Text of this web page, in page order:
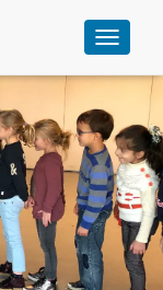
P
k
o
p
i
n
a